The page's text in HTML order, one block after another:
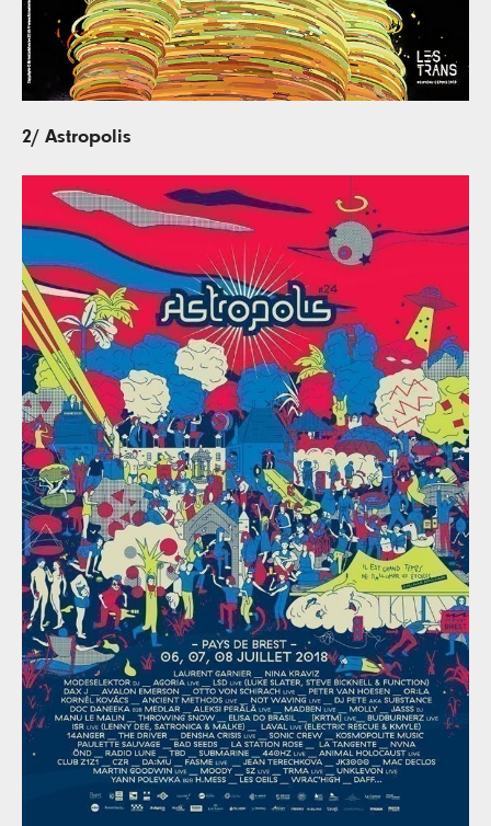
2/ Astropolis